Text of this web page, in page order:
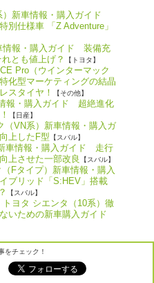
）新車情報・購入ガイド
別仕様車 「Z Adventure」
情報・購入ガイド 装備充
とも値上げ？
【トヨタ】
Pro（ウインターマック
化型マーケティングの結晶
スタイヤ！
【その他】
報・購入ガイド 超絶進化
【日産】
（VN系）新車情報・購入ガ
上したF型 【スバル】
車情報・購入ガイド 走行
上させた一部改良
【スバル】
Fタイプ）新車情報・購入
ブリッド「S:HEV」搭載
【スバル】
ヨタ シエンタ（10系）徹
いための新車購入ガイド
をチェック！